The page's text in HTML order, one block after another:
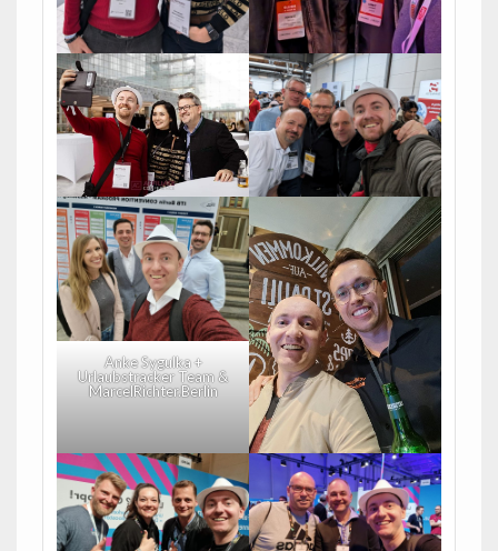
Anke Sygulka +
Urlaubstracker Team &
MarcelRichter.Berlin